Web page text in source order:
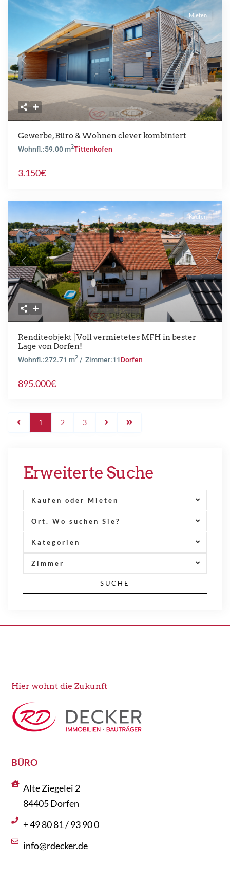
Previous Next
Mieten
Gewerbe, Büro & Wohnen clever kombiniert
Wohnfl.:59.00 m2Tittenkofen
3.150€
Previous Next
Kaufen
Renditeobjekt | Voll vermietetes MFH in bester
Lage von Dorfen!
Wohnfl.:272.71 m2 / Zimmer:11Dorfen
895.000€
1 2 3
Erweiterte Suche
Kaufen oder Mieten
Ort. Wo suchen Sie?
Kategorien
Zimmer
SUCHE
Hier wohnt die Zukunft
BÜRO
Alte Ziegelei 2
84405 Dorfen
+ 49 80 81 / 93 90 0
info@rdecker.de